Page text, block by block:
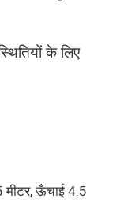
के लिए
ऊँचाई 4.5